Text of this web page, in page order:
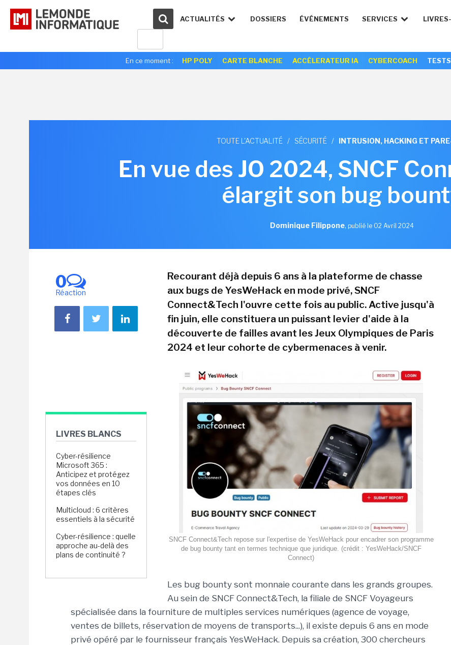
ACTUALITÉS DOSSIERS ÉVÉNEMENTS SERVICES
En ce moment : HP POLY CARTE BLANCHE ACCÉLERATEUR IA CYBERCOACH TESTS
TOUTE L'ACTUALITÉ / SÉCURITÉ / INTRUSION, HACKING ET
En vue des JO 2024, SNCF
élargit son bug
Dominique Filippone, publié le 02 Avril 2024
0
Réaction
LIVRES BLANCS
Cyber-résilience
Microsoft 365 :
Anticipez et protégez
vos données en 10
étapes clés
Multicloud : 6 critères
essentiels à la sécurité
Cyber-résilience : quelle
approche au-delà des
plans de continuité ?
Recourant déjà depuis 6 ans à la plateforme de chasse
aux bugs de YesWeHack en mode privé, SNCF
Connect&Tech l'ouvre cette fois au public. Active jusqu'à
fin juin, elle constituera un puissant levier d'aide à la
découverte de failles avant les Jeux Olympiques de Paris
2024 et leur cohorte de cybermenaces à venir.
SNCF Connect&Tech repose sur l'expertise de YesWeHack pour encadrer son programme
de bug bounty tant en termes technique que juridique. (crédit : YesWeHack/SNCF
Connect)
Les bug bounty sont monnaie courante dans les grands groupes.
Au sein de SNCF Connect&Tech, la filiale de SNCF Voyageurs
spécialisée dans la fourniture de multiples services numériques (agence de voyage,
ventes de billets, réservation de moyens de transports...), il existe depuis 6 ans en mode
privé opéré par le fournisseur français YesWeHack. Depuis sa création, 300 chercheurs